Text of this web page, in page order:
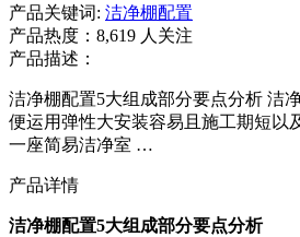
产品关键词: 洁净棚配置
产品热度：8,619 人关注
产品描述：
洁净棚配置5大组成部分要点分析 洁
便运用弹性大安装容易且施工期短以
一座简易洁净室 …
产品详情
洁净棚配置5大组成部分要点分析